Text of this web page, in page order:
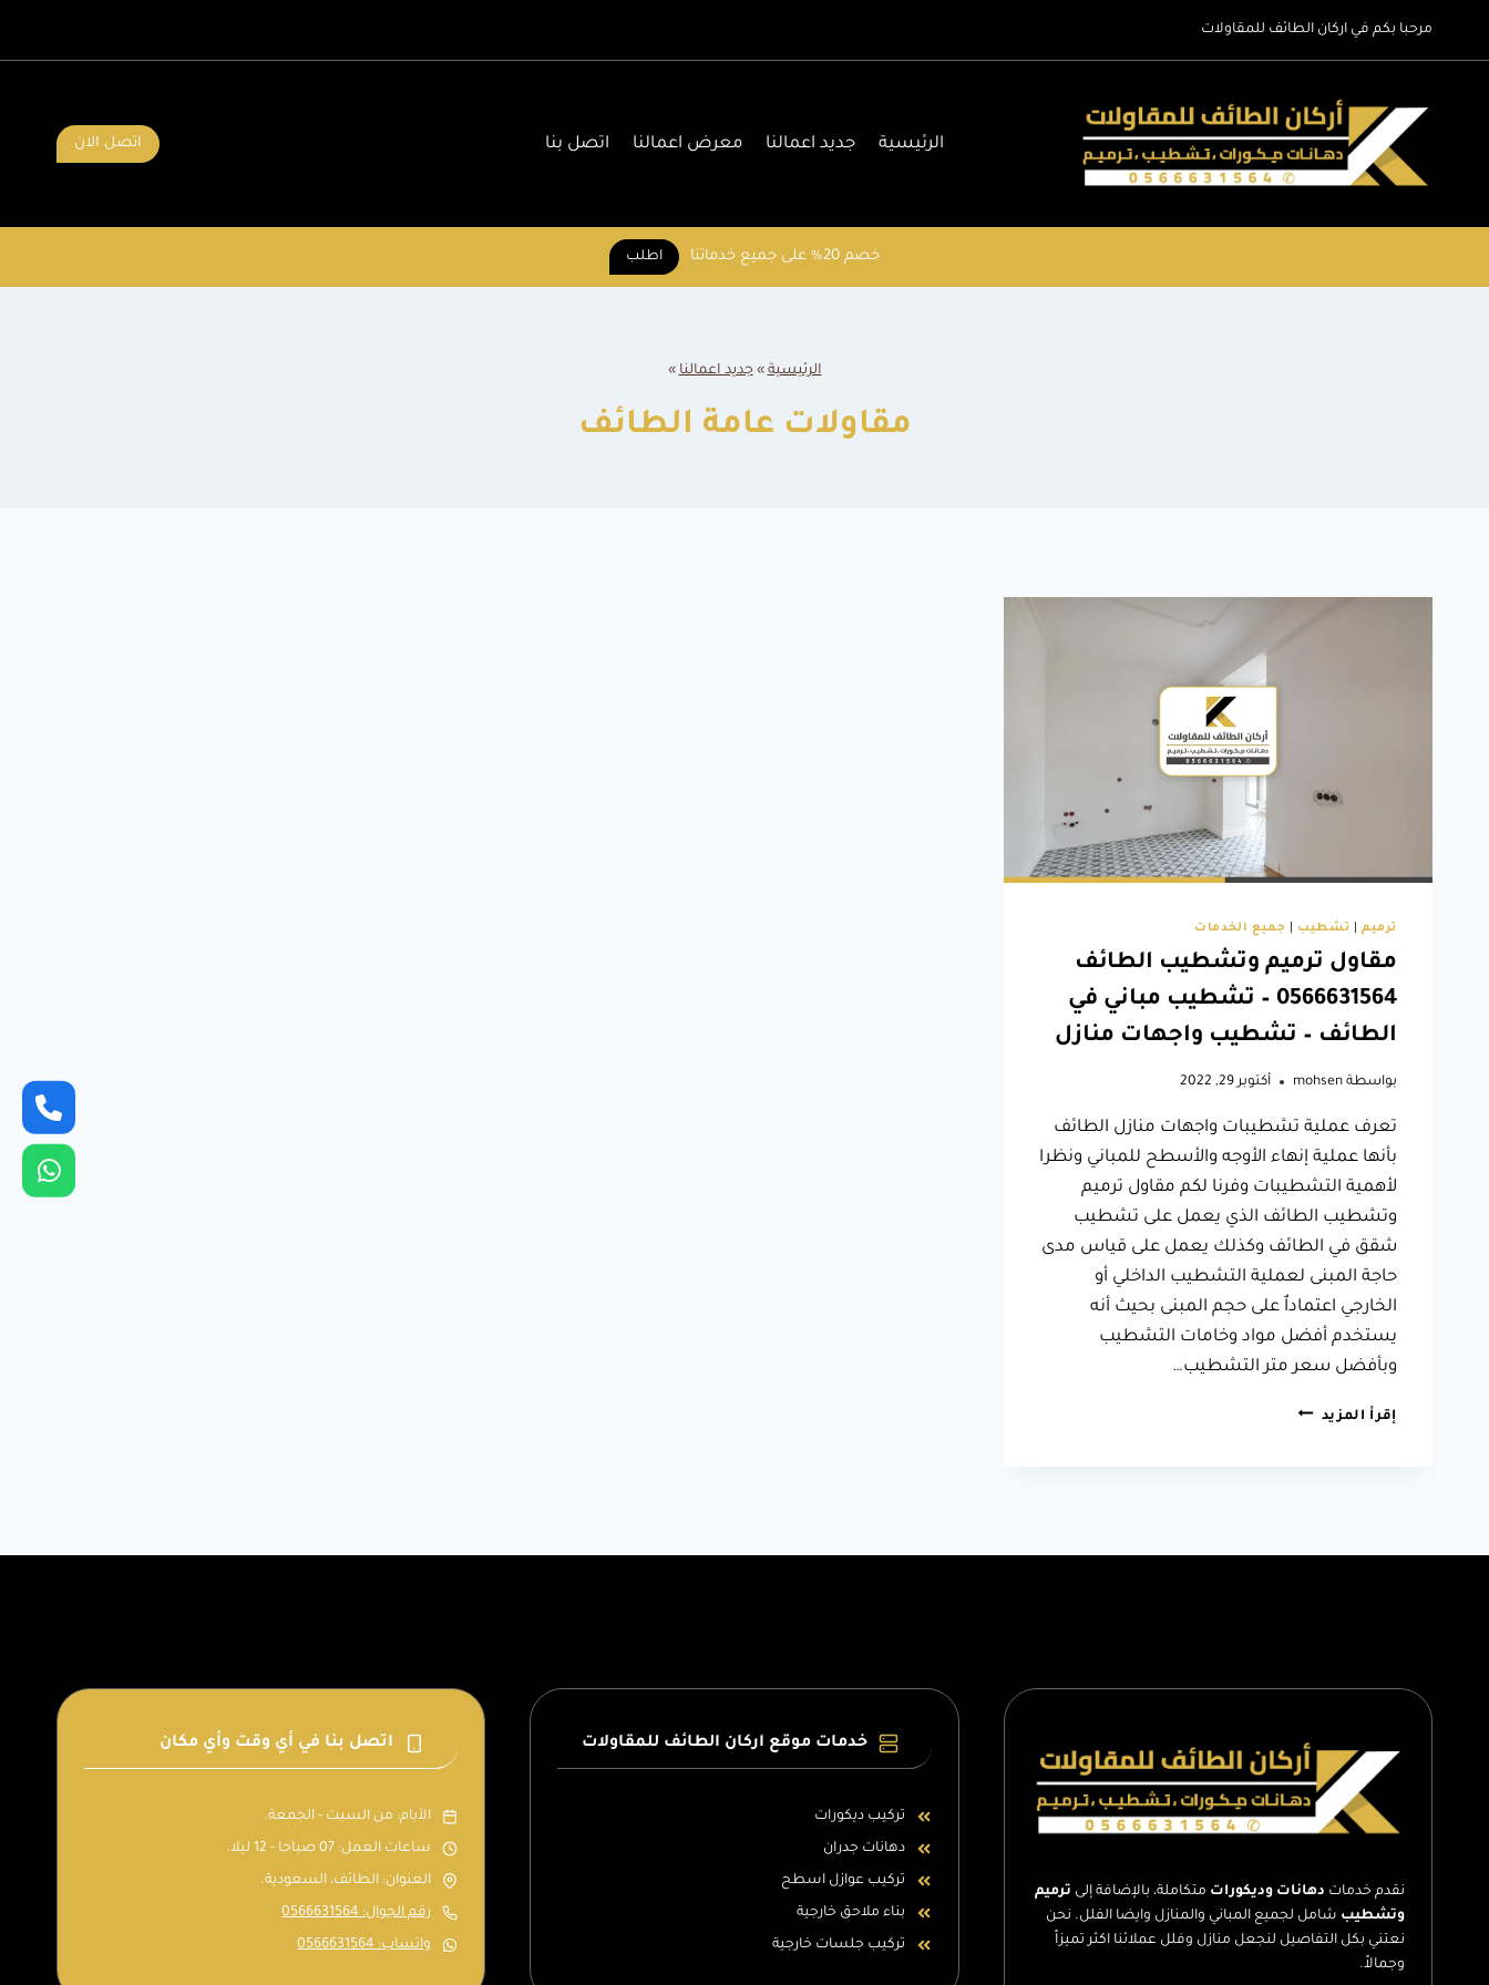
مرحبا بكم في اركان الطائف للمقاولات
الرئيسية جديد اعمالنا معرض اعمالنا اتصل بنا اتصل الان
خصم 20% على جميع خدماتنا اطلب
الرئيسية »جديد اعمالنا »
مقاولات عامة الطائف
ترميم| تشطيب جميع الخدمات
مقاول ترميم وتشطيب الطائف
0566631564 – تشطيب مباني في
الطائف – تشطيب واجهات منازل
بواسطة mohsen أكتوبر 29, 2022
تعرف عملية تشطيبات واجهات منازل الطائف
بأنها عملية إنهاء الأوجه والأسطح للمباني ونظرا
لأهمية التشطيبات وفرنا لكم مقاول ترميم
وتشطيب الطائف الذي يعمل على تشطيب
شقق في الطائف وكذلك يعمل على قياس مدى
حاجة المبنى لعملية التشطيب الداخلي أو
الخارجي اعتماداٌ على حجم المبنى بحيث أنه
يستخدم أفضل مواد وخامات التشطيب
وبأفضل سعر متر التشطيب…
إقرأ المزيد مقاول
واجهات
نقدم خدمات دهانات وديكورات متكاملة، بالإضافة إلى ترميم
وتشطيب شامل لجميع المباني والمنازل وايضا الفلل. نحن
نعتني بكل التفاصيل لنجعل منازل وفلل عملائنا اكثر تميزاً
وجمالاً.
خدمات موقع اركان الطائف للمقاولات
تركيب ديكورات
دهانات جدران
تركيب عوازل اسطح
بناء ملاحق خارجية
تركيب جلسات خارجية
اتصل بنا في أي وقت وأي مكان
الأيام: من السبت - الجمعة.
ساعات العمل: 07 صباحا - 12 ليلا.
العنوان: الطائف، السعودية.
رقم الجوال: 0566631564
واتساب: 0566631564